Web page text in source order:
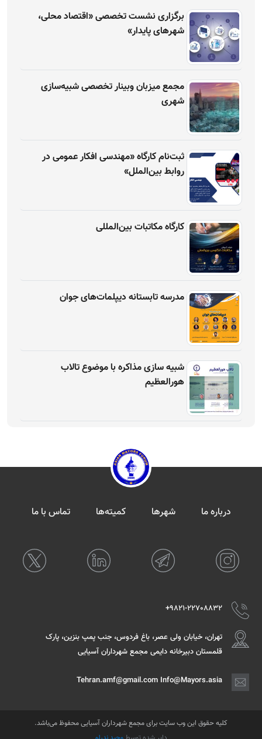
برگزاری نشست تخصصی «اقتصاد محلی،
شهرهای پایدار»
مجمع میزبان وبینار تخصصی شبیه‌سازی
شهری
ثبت‌نام کارگاه «مهندسی افکار عمومی در
روابط بین‌الملل»
کارگاه مکاتبات بین‌المللی
مدرسه تابستانه دیپلمات‌های جوان
شبیه سازی مذاکره با موضوع تالاب
هورالعظیم
درباره ما شهرها کمیته‌ها تماس با ما
9821-22708832+
تهران، خیابان ولی عصر، باغ فردوس، جنب پمپ بنزین، پارک
قلمستان دبیرخانه دایمی مجمع شهرداران آسیایی
Tehran.amf@gmail.com Info@Mayors.asia
کلیه حقوق این وب سایت برای مجمع شهرداران آسیایی محفوظ می‌باشد.